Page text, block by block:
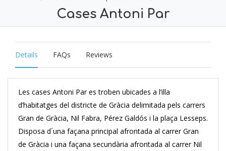
Cases Antoni Par
Details FAQs Reviews
Les cases Antoni Par es troben ubicades a l’illa
d’habitatges del districte de Gràcia delimitada pels carrers
Gran de Gràcia, Nil Fabra, Pérez Galdós i la plaça Lesseps.
Disposa d´una façana principal afrontada al carrer Gran
de Gràcia i una façana secundària afrontada al carrer Nil